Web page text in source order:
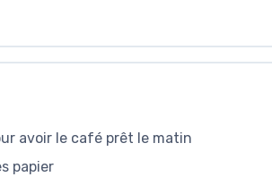
avoir le café prêt le matin
papier